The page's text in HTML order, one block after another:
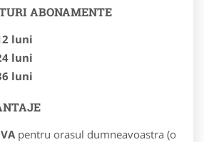
ABONAMENTE
luni
luni
luni
pentru orasul dumneavoastra (o